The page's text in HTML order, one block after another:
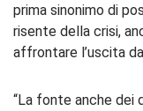
prima sinonimo di
risente della crisi,
affrontare l’uscita
“La fonte anche dei